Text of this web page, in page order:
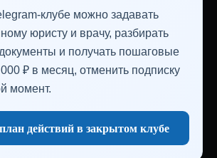
клубе можно задавать
юристу и врачу, разбирать
и получать пошаговые
₽ в месяц, отменить подписку
момент.
действий в закрытом клубе